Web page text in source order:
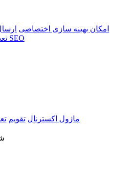
امکان بهینه سازی اختصاصی
تعداد کلیدواژه های SEO
ماژول اکسترنال تقویم